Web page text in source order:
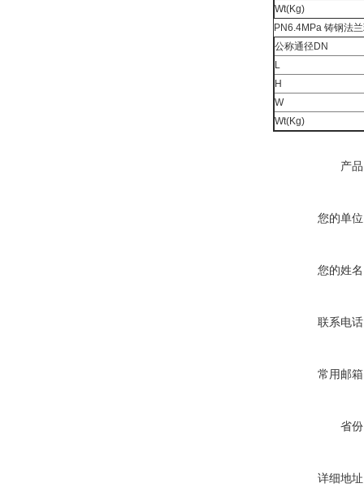
Wt(Kg)
PN6.4MPa 铸钢法
公称通径DN
L
H
W
Wt(Kg)
产
您的单
您的姓
联系电
常用邮
省
详细地